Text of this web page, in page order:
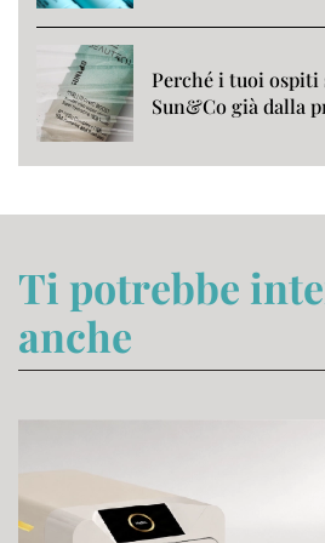
Perché i tuoi
Sun&Co già dalla
Ti potrebbe
anche